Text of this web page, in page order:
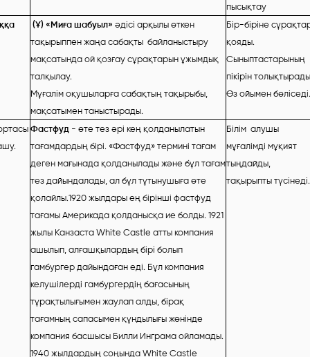
пысықтау
(Ұ) «Миға шабуыл» әдісі арқылы өткен
тақырыппен жаңа сабақты байланыстыру
мақсатында ой қозғау сұрақтарын ұжымдық
талқылау.
Мұғалім оқушыларға сабақтың тақырыбы,
мақсатымен таныстырады.
Бір-біріне
қояды.
Сыныптастарының
пікірін
Өз ойымен бөліседі.
Фастфуд - өте тез әрі кең қолданылатын
тағамдардың бірі. «Фастфуд» термині тағам
деген мағынада қолданылады және бұл тағам
тез дайындалады, ал бұл тұтынушыға өте
қолайлы.1920 жылдары ең бірінші фастфуд
тағамы Америкада қолданысқа ие болды. 1921
жылы Канзаста White Castle атты компания
ашылып, алғашқылардың бірі болып
гамбургер дайындаған еді. Бұл компания
келушілерді гамбургердің бағасының
тұрақтылығымен жаулап алды, бірақ
тағамның сапасымен құндылығы жөнінде
компания басшысы Билли Инграма ойламады.
1940 жылдардың соңында White Castle
Білім алушы
мұғалімді мұқият
тыңдайды,
тақырыпты түсінеді.